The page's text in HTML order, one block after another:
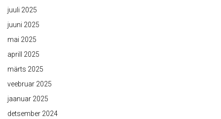
juuli 2025
juuni 2025
mai 2025
aprill 2025
märts 2025
veebruar 2025
jaanuar 2025
detsember 2024